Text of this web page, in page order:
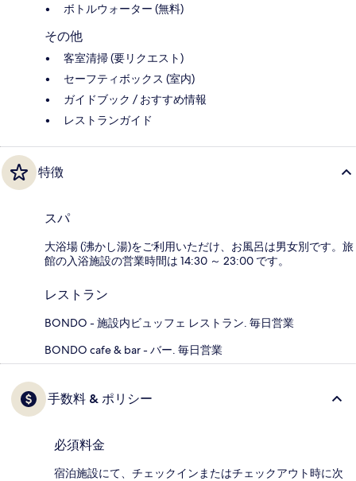
ボトルウォーター (無料)
その他
客室清掃 (要リクエスト)
セーフティボックス (室内)
ガイドブック / おすすめ情報
レストランガイド
特徴
スパ
大浴場 (沸かし湯)をご利用いただけ、お風呂は男女別です。旅
館の入浴施設の営業時間は 14:30 ～ 23:00 です。
レストラン
BONDO - 施設内ビュッフェ レストラン. 毎日営業
BONDO cafe & bar - バー. 毎日営業
手数料 & ポリシー
必須料金
宿泊施設にて、チェックインまたはチェックアウト時に次